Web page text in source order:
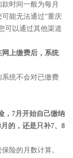
时间一般为每月
能无法通过“重庆
可以通过其他渠道
上缴费后，系统
统不会对已缴费
，7月开始自己缴纳
的，还是只补7、8
险的月数计算。